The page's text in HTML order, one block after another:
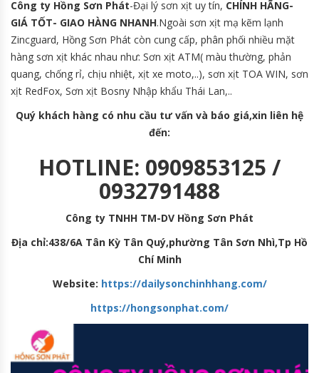
Công ty Hồng Sơn Phát-Đại lý sơn xịt uy tín, CHÍNH HÃNG-
GIÁ TỐT- GIAO HÀNG NHANH.Ngoài sơn xịt mạ kẽm lạnh
Zincguard, Hồng Sơn Phát còn cung cấp, phân phối nhiều mặt
hàng sơn xịt khác nhau như: Sơn xịt ATM( màu thường, phản
quang, chống rỉ, chịu nhiệt, xịt xe moto,..), sơn xịt TOA WIN, sơn
xịt RedFox, Sơn xịt Bosny Nhập khẩu Thái Lan,..
Quý khách hàng có nhu cầu tư vấn và báo giá,xin liên hệ
đến:
HOTLINE: 0909853125 /
0932791488
Công ty TNHH TM-DV Hồng Sơn Phát
Địa chỉ:438/6A Tân Kỳ Tân Quý,phường Tân Sơn Nhì,Tp Hồ
Chí Minh
Website: https://dailysonchinhhang.com/
https://hongsonphat.com/